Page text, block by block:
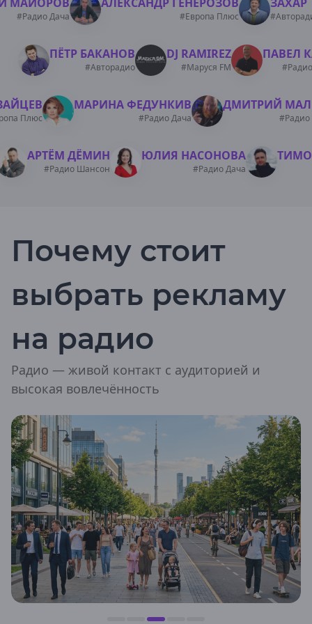
#Радио Дача #Европа Плюс
ПЁТР БАКАНОВ
#Авторадио
DJ RAMIREZ
#Маруся FM
ПАВЕЛ
Плюс
МАРИНА ФЕДУНКИВ
#Радио Дача
ДМИТРИЙ
АРТЁМ ДЁМИН
#Радио Шансон
ЮЛИЯ НАСОНОВА
#Радио Дача
Почему стоит
выбрать рекламу
на радио
Радио — живой контакт с аудиторией и
высокая вовлечённость
Дятьково
Жуковка
Новозыбков
Почеп
Унеча
Владимирская область
Владимир
Вязники
Кольчугино
Муром
Волгоградская область
Камышин
Михайловка
Вологодская область
Вологда
Никольск
Череповец
Воронежская область
Бобров
Богучар
Борисоглебск
Воронеж
Калач
Лиски
Острогожск
Павловск